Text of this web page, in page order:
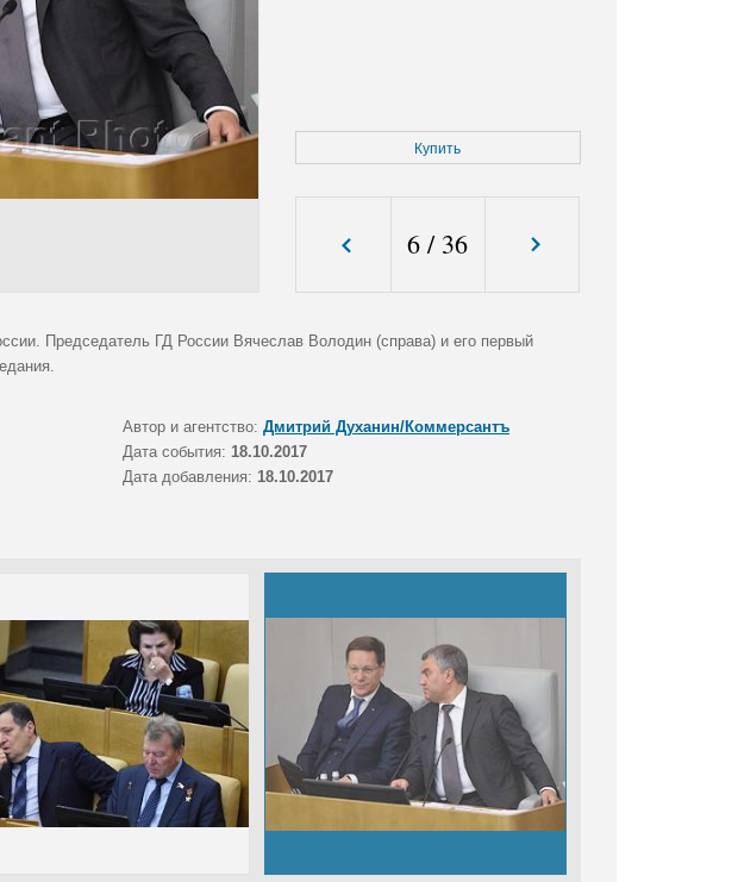
Купить
6 / 36
Председатель ГД России Вячеслав Володин (справа) и его первый
Автор и агентство: Дмитрий Духанин/Коммерсантъ
Дата события: 18.10.2017
Дата добавления: 18.10.2017